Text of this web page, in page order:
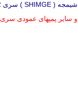
شیمجه ( SHIMGE ) سری BL12
و سایر پمپهای عمودی سری 12 میباشد.